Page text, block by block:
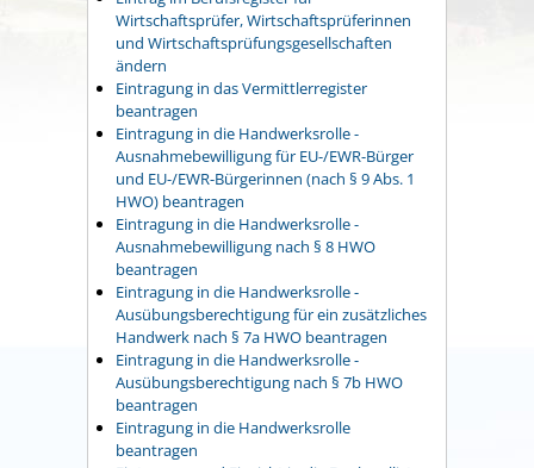
Wirtschaftsprüfer, Wirtschaftsprüferinnen
und Wirtschaftsprüfungsgesellschaften
ändern
Eintragung in das Vermittlerregister
beantragen
Eintragung in die Handwerksrolle -
Ausnahmebewilligung für EU-/EWR-Bürger
und EU-/EWR-Bürgerinnen (nach § 9 Abs. 1
HWO) beantragen
Eintragung in die Handwerksrolle -
Ausnahmebewilligung nach § 8 HWO
beantragen
Eintragung in die Handwerksrolle -
Ausübungsberechtigung für ein zusätzliches
Handwerk nach § 7a HWO beantragen
Eintragung in die Handwerksrolle -
Ausübungsberechtigung nach § 7b HWO
beantragen
Eintragung in die Handwerksrolle
beantragen